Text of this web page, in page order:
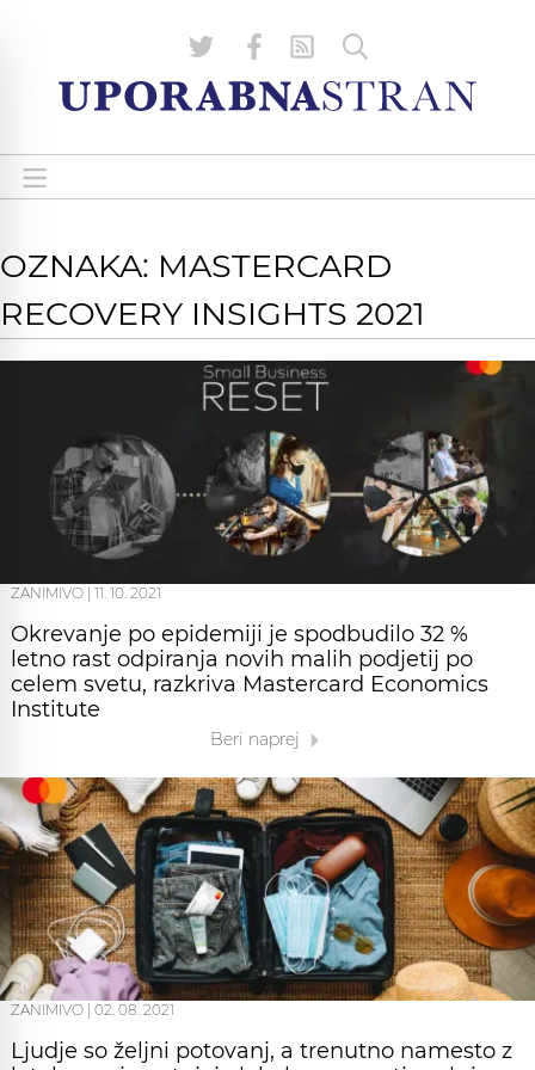
OZNAKA: MASTERCARD
RECOVERY INSIGHTS 2021
ZANIMIVO 11. 10. 2021
Okrevanje po epidemiji je spodbudilo 32 %
letno rast odpiranja novih malih podjetij po
celem svetu, razkriva Mastercard Economics
Institute
Beri naprej
ZANIMIVO 02. 08. 2021
Ljudje so željni potovanj, a trenutno namesto z